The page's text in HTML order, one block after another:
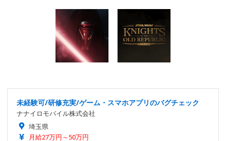
未経験可/研修充実/ゲーム・スマホアプリのバグチェック
ナナイロモバイル株式会社
埼玉県
月給27万円～50万円